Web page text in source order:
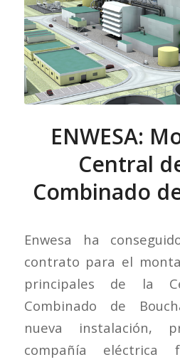
ENWESA:
Central
Combinado
Enwesa ha
contrato para el
principales de la
Combinado de
nueva instalación,
compañía eléctrica